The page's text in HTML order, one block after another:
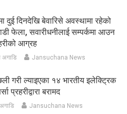
दुई दिनदेखि बेवारिसे अवस्थामा रहेको
फेला, सवारीधनीलाई सम्पर्कमा आउन
आग्रह
अगाडि Jansuchana News
गरी ल्याइएका १४ भारतीय इलेक्ट्रिक
प्रहरीद्वारा बरामद
Jansuchana News